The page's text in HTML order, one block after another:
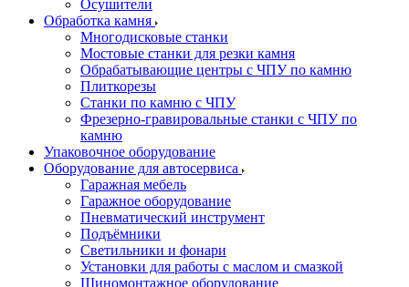
Осушители
Обработка камня
Многодисковые станки
Мостовые станки для резки камня
Обрабатывающие центры с ЧПУ по камню
Плиткорезы
Станки по камню с ЧПУ
Фрезерно-гравировальные станки с ЧПУ по
камню
Упаковочное оборудование
Оборудование для автосервиса
Гаражная мебель
Гаражное оборудование
Пневматический инструмент
Подъёмники
Светильники и фонари
Установки для работы с маслом и смазкой
Шиномонтажное оборудование